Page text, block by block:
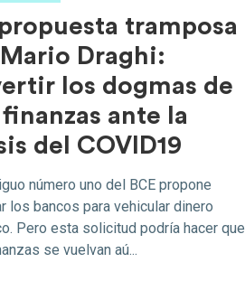
tramposa
Draghi:
los dogmas de
finanzas ante la
del COVID19
número uno del BCE propone
los bancos para vehicular dinero
Pero esta solicitud podría hacer que
se vuelvan aú...